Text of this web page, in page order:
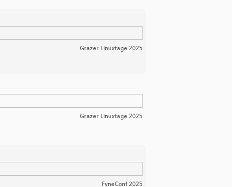
Grazer Linuxtage 2025
Grazer Linuxtage 2025
FyneConf 2025